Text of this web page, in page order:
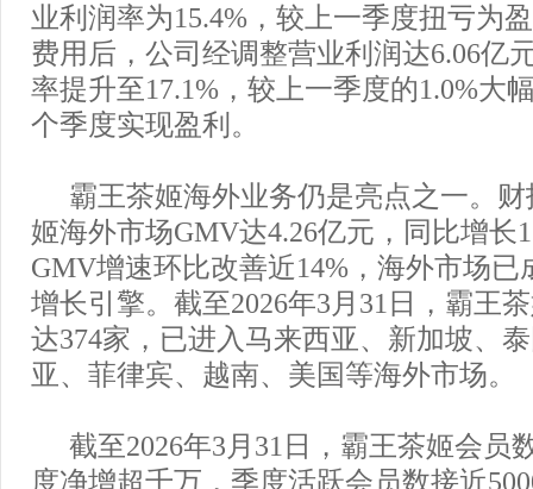
业利润率为15.4%，较上一季度扭亏为
费用后，公司经调整营业利润达6.06亿
率提升至17.1%，较上一季度的1.0%大
个季度实现盈利。
霸王茶姬海外业务仍是亮点之一。
姬海外市场GMV达4.26亿元，同比增长
GMV增速环比改善近14%，海外市场已
增长引擎。截至2026年3月31日，霸王
达374家，已进入马来西亚、新加坡、
亚、菲律宾、越南、美国等海外市场。
截至2026年3月31日，霸王茶姬会员
度净增超千万，季度活跃会员数接近